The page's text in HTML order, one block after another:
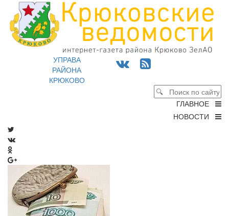
УПРАВА
РАЙОНА
КРЮКОВО
ГЛАВНОЕ
НОВОСТИ